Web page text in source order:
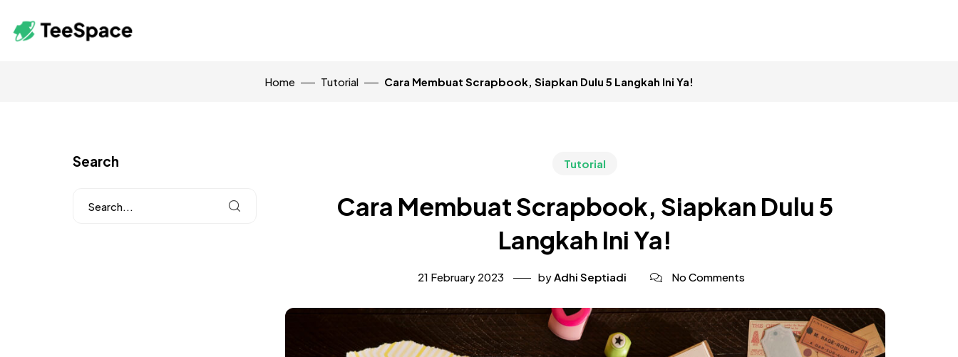
Home Tutorial Cara Membuat Scrapbook, Siapkan Dulu 5 Langkah Ini Ya!
Tutorial
Cara Membuat Scrapbook, Siapkan Dulu 5
Langkah Ini Ya!
21 February 2023 byAdhi Septiadi No Comments
Search